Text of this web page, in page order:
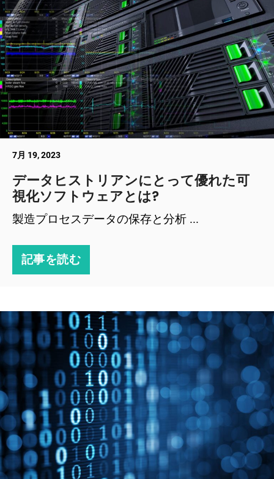
7月 19, 2023
データヒストリアンにとって優れた可
視化ソフトウェアとは?
製造プロセスデータの保存と分析 ...
記事を読む